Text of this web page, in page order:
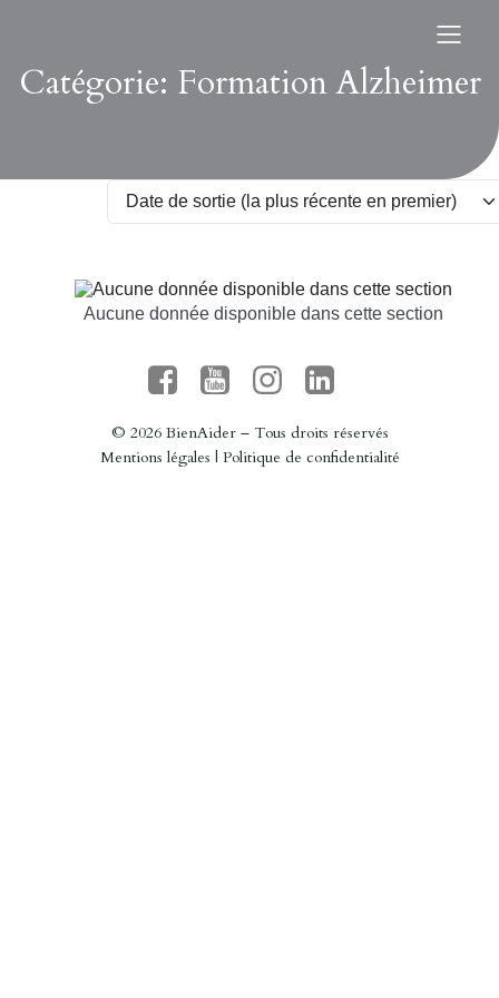
Catégorie: Formation Alzheimer
Aucune donnée disponible dans cette section